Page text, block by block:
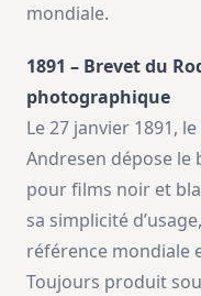
mondiale.
1891 – Brevet du
photographique
Le 27 janvier 1891,
Andresen dépose le
pour films noir et
sa simplicité
référence mondiale
Toujours produit